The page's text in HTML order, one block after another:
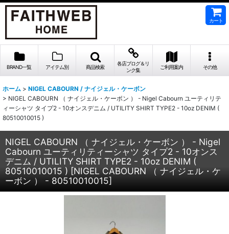
カート
BRAND一覧 アイテム別 商品検索
各店ブログ＆リ
ンク集
ご利用案内 その他
ホーム > NIGEL CABOURN / ナイジェル・ケーボン
> NIGEL CABOURN （ ナイジェル・ケーボン ） - Nigel Cabourn ユーティリテ
ィーシャツ タイプ2 - 10オンスデニム / UTILITY SHIRT TYPE2 - 10oz DENIM (
80510010015 )
NIGEL CABOURN （ ナイジェル・ケーボン ） - Nigel
Cabourn ユーティリティーシャツ タイプ2 - 10オンス
デニム / UTILITY SHIRT TYPE2 - 10oz DENIM (
80510010015 ) [NIGEL CABOURN （ ナイジェル・ケ
ーボン ） - 80510010015]